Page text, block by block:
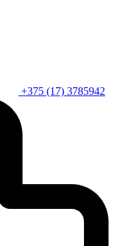
+375 (17) 3785942